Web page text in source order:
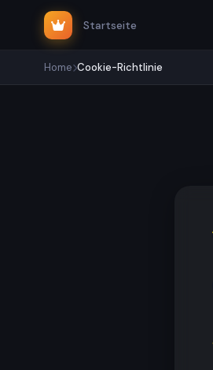
Startseite
Home Cookie-Richtlinie